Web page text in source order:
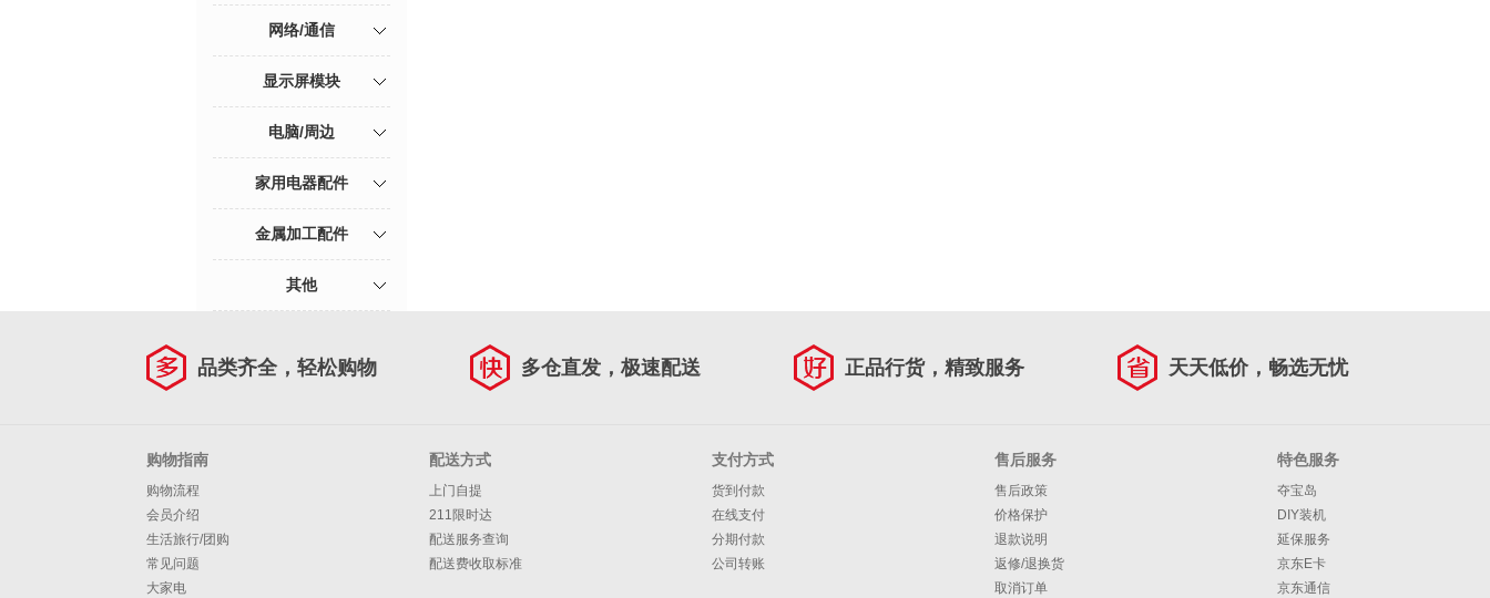
网络/通信
显示屏模块
电脑/周边
家用电器配件
金属加工配件
其他
品类齐全，轻松购物 多仓直发，极速配送 正品行货，精致服务 天天低价，畅选无忧
购物指南
购物流程
会员介绍
生活旅行/团购
常见问题
大家电
配送方式
上门自提
211限时达
配送服务查询
配送费收取标准
支付方式
货到付款
在线支付
分期付款
公司转账
售后服务
售后政策
价格保护
退款说明
返修/退换货
取消订单
特色服务
夺宝岛
DIY装机
延保服务
京东E卡
京东通信